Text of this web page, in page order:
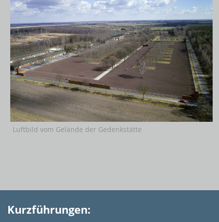
Luftbild vom Gelände der Gedenkstätte
Kurzführungen: